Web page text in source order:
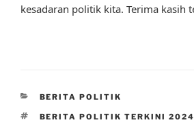
kesadaran politik kita. Terima kasih
CATEGORIES
BERITA POLITIK
TAGS
BERITA POLITIK TERKINI 2024